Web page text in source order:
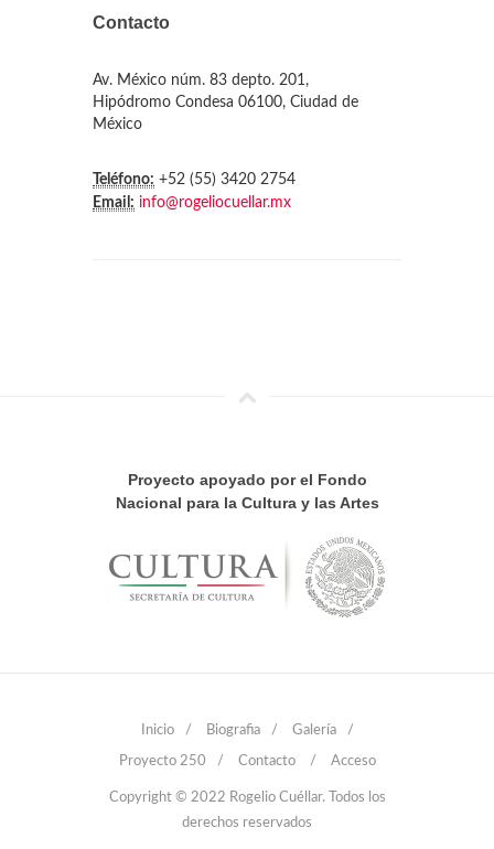
Contacto
Av. México núm. 83 depto. 201,
Hipódromo Condesa 06100, Ciudad de
México
Teléfono: +52 (55) 3420 2754
Email: info@rogeliocuellar.mx
Proyecto apoyado por el Fondo
Nacional para la Cultura y las Artes
Inicio / Biografia / Galería /
Proyecto 250 / Contacto / Acceso
Copyright © 2022 Rogelio Cuéllar. Todos los
derechos reservados